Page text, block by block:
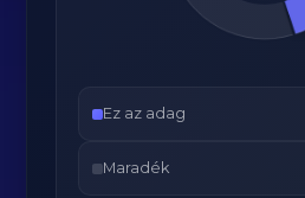
Ez az adag
Maradék